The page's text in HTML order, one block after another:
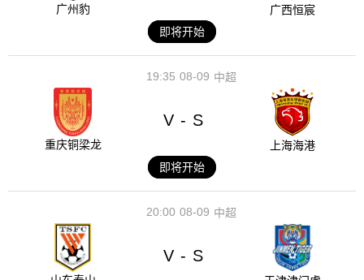
广州豹
广西恒宸
即将开始
08-09
19:35 中超
重庆铜梁龙
V - S
上海海港
即将开始
08-09
20:00 中超
V - S